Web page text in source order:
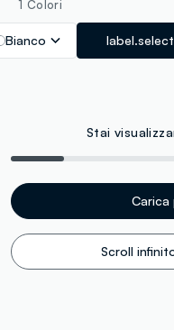
1 Colori
Bianco
Stai
Scroll